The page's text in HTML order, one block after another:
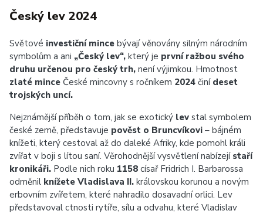
Český lev 2024
Světové investiční mince bývají věnovány silným národním
symbolům a ani „Český lev“, který je první ražbou svého
druhu určenou pro český trh, není výjimkou. Hmotnost
zlaté mince České mincovny s ročníkem 2024 činí deset
trojských uncí.
Nejznámější příběh o tom, jak se exotický lev stal symbolem
české země, představuje pověst o Bruncvíkovi – bájném
knížeti, který cestoval až do daleké Afriky, kde pomohl králi
zvířat v boji s lítou saní. Věrohodnější vysvětlení nabízejí staří
kronikáři. Podle nich roku 1158 císař Fridrich I. Barbarossa
odměnil knížete Vladislava II. královskou korunou a novým
erbovním zvířetem, které nahradilo dosavadní orlici. Lev
představoval ctnosti rytíře, sílu a odvahu, které Vladislav